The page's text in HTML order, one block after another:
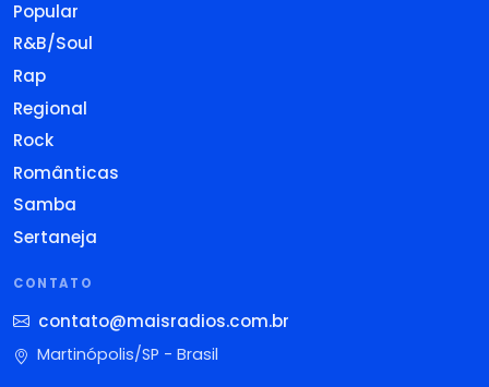
Popular
R&B/Soul
Rap
Regional
Rock
Românticas
Samba
Sertaneja
CONTATO
contato@maisradios.com.br
Martinópolis/SP - Brasil